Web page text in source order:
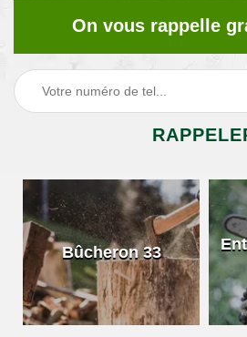
On vous rappelle
Bûcheron 33